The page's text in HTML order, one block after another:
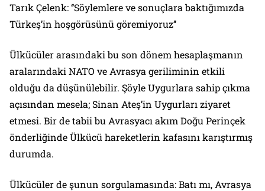
Tarık Çelenk: ‘’Söylemlere ve sonuçlara baktığımızda
Türkeş’in hoşgörüsünü göremiyoruz’’
Ülkücüler arasındaki bu son dönem hesaplaşmanın
aralarındaki NATO ve Avrasya geriliminin etkili
olduğu da düşünülebilir. Şöyle Uygurlara sahip çıkma
açısından mesela; Sinan Ateş’in Uygurları ziyaret
etmesi. Bir de tabii bu Avrasyacı akım Doğu Perinçek
önderliğinde Ülkücü hareketlerin kafasını karıştırmış
durumda.
Ülkücüler de şunun sorgulamasında: Batı mı, Avrasya